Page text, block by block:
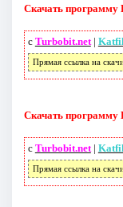
Скачать программу
с Turbobit.net|
Прямая ссылка на
Скачать программу
с Turbobit.net|
Прямая ссылка на